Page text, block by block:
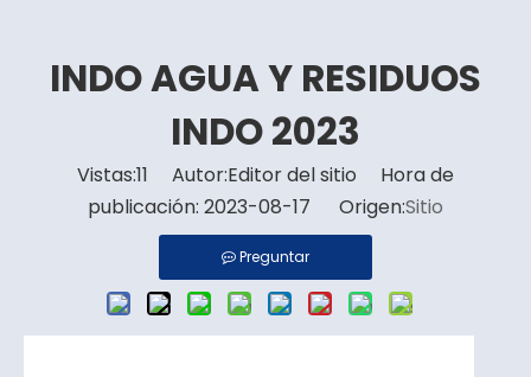
INDO AGUA Y RESIDUOS
INDO 2023
Vistas:11 Autor:Editor del sitio Hora de
publicación: 2023-08-17 Origen:Sitio
Preguntar